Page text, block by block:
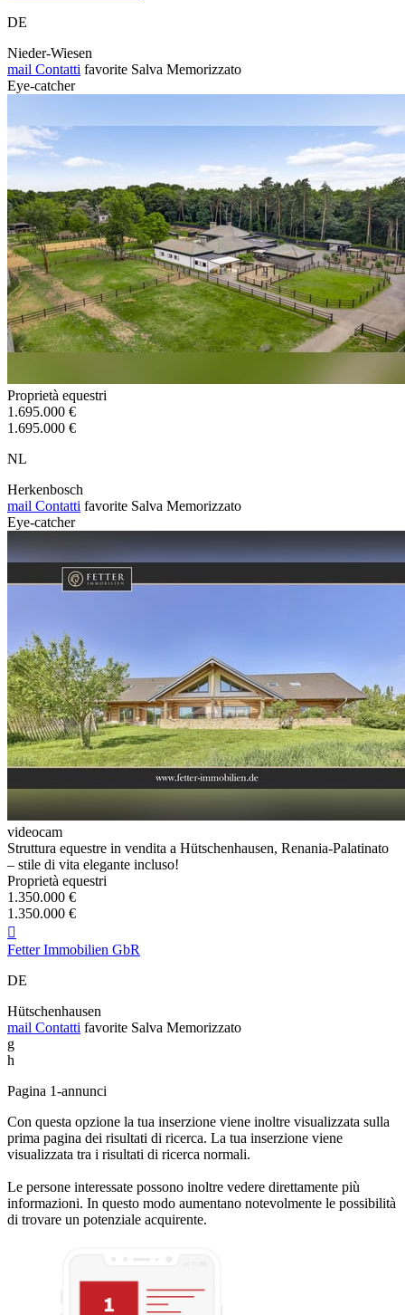
DE
Nieder-Wiesen
mail Contatti favorite Salva Memorizzato
Eye-catcher
Proprietà equestri
1.695.000 €
1.695.000 €
NL
Herkenbosch
mail Contatti favorite Salva Memorizzato
Eye-catcher
videocam
Struttura equestre in vendita a Hütschenhausen, Renania-Palatinato
– stile di vita elegante incluso!
Proprietà equestri
1.350.000 €
1.350.000 €

Fetter Immobilien GbR
DE
Hütschenhausen
mail Contatti favorite Salva Memorizzato
g
h
Pagina 1-annunci
Con questa opzione la tua inserzione viene inoltre visualizzata sulla
prima pagina dei risultati di ricerca. La tua inserzione viene
visualizzata tra i risultati di ricerca normali.
Le persone interessate possono inoltre vedere direttamente più
informazioni. In questo modo aumentano notevolmente le possibilità
di trovare un potenziale acquirente.